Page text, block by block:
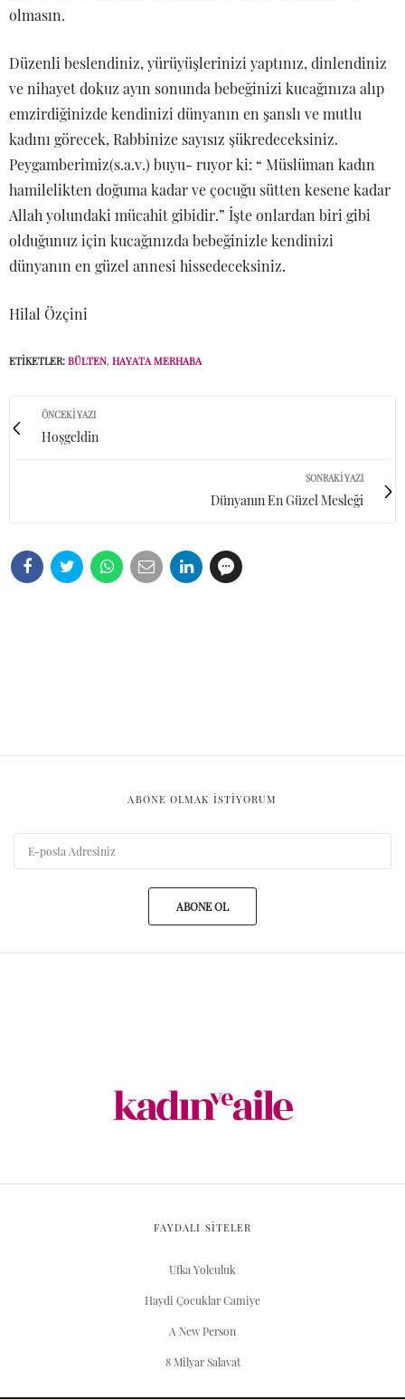
olmasın.
Düzenli beslendiniz, yürüyüşlerinizi yaptınız, dinlendiniz
ve nihayet dokuz ayın sonunda bebeğinizi kucağınıza alıp
emzirdiğinizde kendinizi dünyanın en şanslı ve mutlu
kadını görecek, Rabbinize sayısız şükredeceksiniz.
Peygamberimiz(s.a.v.) buyu- ruyor ki: “ Müslüman kadın
hamilelikten doğuma kadar ve çocuğu sütten kesene kadar
Allah yolundaki mücahit gibidir.” İşte onlardan biri gibi
olduğunuz için kucağınızda bebeğinizle kendinizi
dünyanın en güzel annesi hissedeceksiniz.
Hilal Özçini
ETIKETLER: BÜLTEN, HAYATA MERHABA
ÖNCEKI YAZI
Hoşgeldin
SONRAKI YAZI
Dünyanın En Güzel Mesleği
ABONE OLMAK ISTIYORUM
ABONE OL
FAYDALI SİTELER
Ufka Yolculuk
Haydi Çocuklar Camiye
A New Person
8 Milyar Salavat